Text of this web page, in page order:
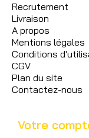
Recrutement
Livraison
A propos
Mentions légales
Conditions
CGV
Plan du site
Contactez-nous
Votre